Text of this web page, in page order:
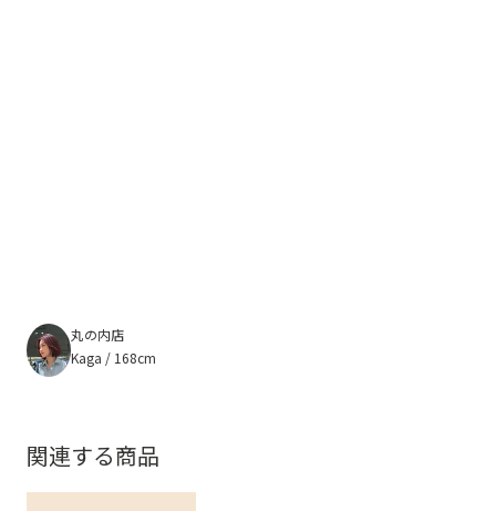
丸の内店
Kaga / 168cm
関連する商品